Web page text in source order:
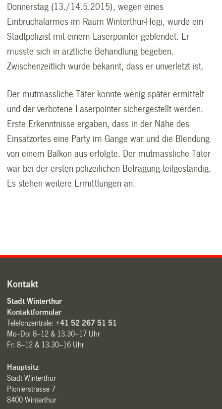
Donnerstag (13./14.5.2015), wegen eines
Einbruchalarmes im Raum Winterthur-Hegi, wurde ein
Stadtpolizist mit einem Laserpointer geblendet. Er
musste sich in ärztliche Behandlung begeben.
Zwischenzeitlich wurde bekannt, dass er unverletzt ist.
Der mutmassliche Täter konnte wenig später ermittelt
und der verbotene Laserpointer sichergestellt werden.
Erste Erkenntnisse ergaben, dass in der Nähe des
Einsatzortes eine Party im Gange war und die Blendung
von einem Balkon aus erfolgte. Der mutmassliche Täter
war bei der ersten polizeilichen Befragung teilgeständig.
Es stehen weitere Ermittlungen an.
Kontakt
Stadt Winterthur
Kontaktformular
Telefonzentrale:+41 52 267 51 51
Mo–Do: 8–12 & 13.30–17 Uhr
Fr: 8–12 & 13.30–16 Uhr
Hauptsitz
Stadt Winterthur
Pionierstrasse 7
8400 Winterthur